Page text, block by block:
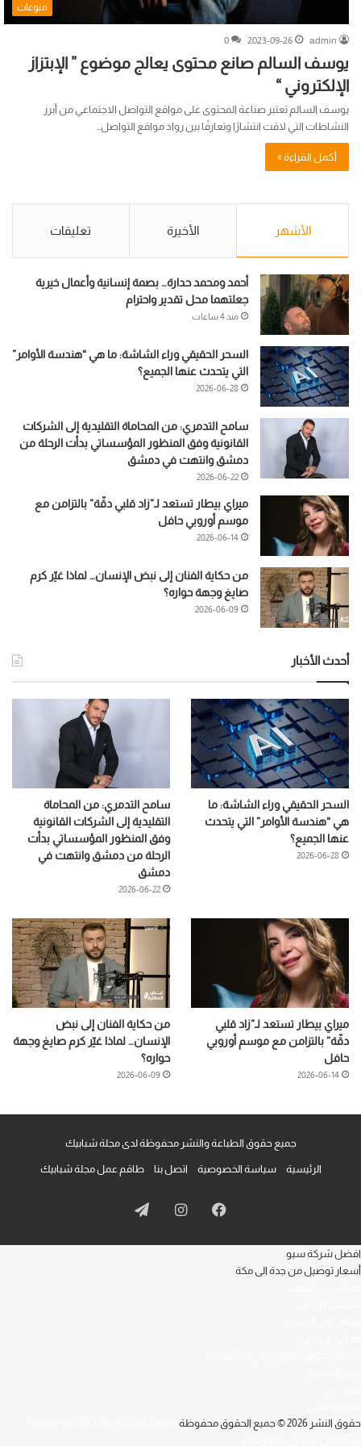
منوعات
admin
2023-09-26
0
يوسف السالم صانع محتوى يعالج موضوع ” الإبتزاز
الإلكتروني “
يوسف السالم تعتبر صناعة المحتوى على مواقع التواصل الاجتماعي من أبرز
النشاطات التي لاقت انتشارًا وتعارفًا بين رواد مواقع التواصل…
أكمل القراءة »
الأشهر الأخيرة تعليقات
أحمد ومحمد حدارة… بصمة إنسانية وأعمال خيرية
جعلتهما محل تقدير واحترام
منذ 4 ساعات
السحر الحقيقي وراء الشاشة: ما هي “هندسة الأوامر”
التي يتحدث عنها الجميع؟
2026-06-28
سامح التدمري: من المحاماة التقليدية إلى الشركات
القانونية وفق المنظور المؤسساتي بدأت الرحلة من
دمشق وانتهت في دمشق
2026-06-22
ميراي بيطار تستعد لـ”زاد قلبي دقّة” بالتزامن مع
موسم أوروبي حافل
2026-06-14
من حكاية الفنان إلى نبض الإنسان… لماذا غيّر كرم
صايغ وجهة حواره؟
2026-06-09
أحدث الأخبار
السحر الحقيقي وراء الشاشة: ما
هي “هندسة الأوامر” التي يتحدث
عنها الجميع؟
2026-06-28
سامح التدمري: من المحاماة
التقليدية إلى الشركات القانونية
وفق المنظور المؤسساتي بدأت
الرحلة من دمشق وانتهت في
دمشق
2026-06-22
ميراي بيطار تستعد لـ”زاد قلبي
دقّة” بالتزامن مع موسم أوروبي
حافل
2026-06-14
من حكاية الفنان إلى نبض
الإنسان… لماذا غيّر كرم صايغ وجهة
حواره؟
2026-06-09
جميع حقوق الطباعة والنشر محفوظة لدى مجلة شبابيك
الرئيسية سياسة الخصوصية اتصل بنا طاقم عمل مجلة شبابيك
فيسبوكانستقرامتيلقرام
افضل شركة سيو
أسعار توصيل من جدة الى مكة
حقوق النشر 2026 © جميع الحقوق محفوظة